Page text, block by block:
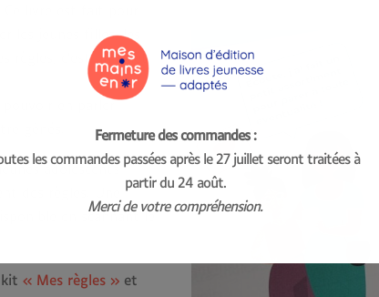
livre est fait pour
les jeunes filles, les
règles, c’est un sujet
en parler
gênés.
adolescents
des règles. Une
en scannant le
kit « Mes règles » et
Fermeture des commandes :
les commandes passées après le 27 juillet seront traitées à
partir du 24 août.
Merci de votre compréhension.